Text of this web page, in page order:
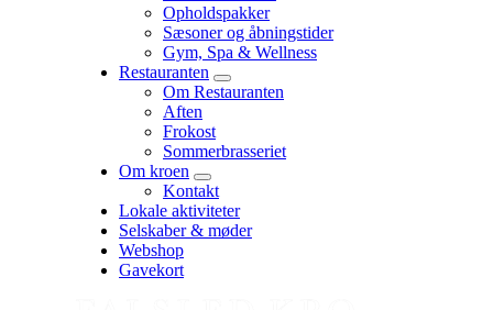
menu
Opholdspakker
Sæsoner og åbningstider
Gym, Spa & Wellness
Restauranten
expand
child
Om Restauranten
Aften
Frokost
Sommerbrasseriet
Om kroen
expand
child
menu
Kontakt
Lokale aktiviteter
Selskaber & møder
Webshop
Gavekort